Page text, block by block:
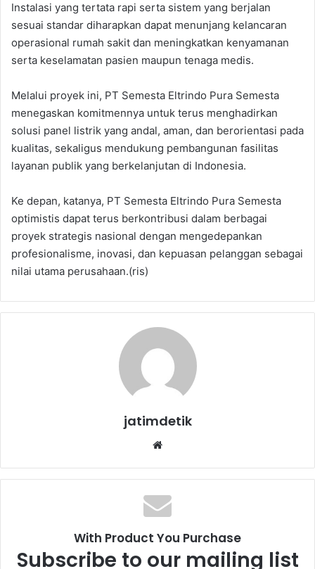
Instalasi yang tertata rapi serta sistem yang berjalan
sesuai standar diharapkan dapat menunjang kelancaran
operasional rumah sakit dan meningkatkan kenyamanan
serta keselamatan pasien maupun tenaga medis.
Melalui proyek ini, PT Semesta Eltrindo Pura Semesta
menegaskan komitmennya untuk terus menghadirkan
solusi panel listrik yang andal, aman, dan berorientasi pada
kualitas, sekaligus mendukung pembangunan fasilitas
layanan publik yang berkelanjutan di Indonesia.
Ke depan, katanya, PT Semesta Eltrindo Pura Semesta
optimistis dapat terus berkontribusi dalam berbagai
proyek strategis nasional dengan mengedepankan
profesionalisme, inovasi, dan kepuasan pelanggan sebagai
nilai utama perusahaan.(ris)
jatimdetik
te
With Product You Purchase
Subscribe to our mailing list